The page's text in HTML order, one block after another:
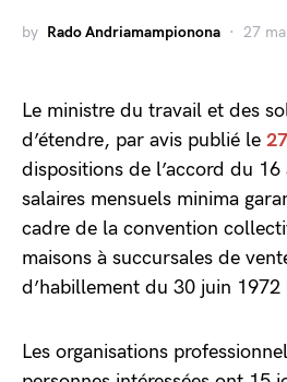
by Rado Andriamampionona 27
Le ministre du travail et des
d’étendre, par avis publié le
dispositions de l’accord du
salaires mensuels minima
cadre de la convention
maisons à succursales de
d’habillement du 30 juin 1972
Les organisations